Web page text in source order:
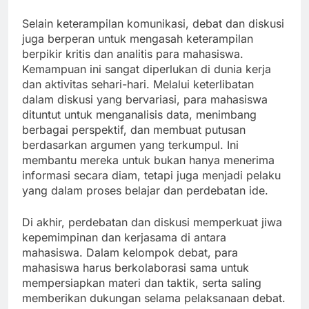
Selain keterampilan komunikasi, debat dan diskusi
juga berperan untuk mengasah keterampilan
berpikir kritis dan analitis para mahasiswa.
Kemampuan ini sangat diperlukan di dunia kerja
dan aktivitas sehari-hari. Melalui keterlibatan
dalam diskusi yang bervariasi, para mahasiswa
dituntut untuk menganalisis data, menimbang
berbagai perspektif, dan membuat putusan
berdasarkan argumen yang terkumpul. Ini
membantu mereka untuk bukan hanya menerima
informasi secara diam, tetapi juga menjadi pelaku
yang dalam proses belajar dan perdebatan ide.
Di akhir, perdebatan dan diskusi memperkuat jiwa
kepemimpinan dan kerjasama di antara
mahasiswa. Dalam kelompok debat, para
mahasiswa harus berkolaborasi sama untuk
mempersiapkan materi dan taktik, serta saling
memberikan dukungan selama pelaksanaan debat.